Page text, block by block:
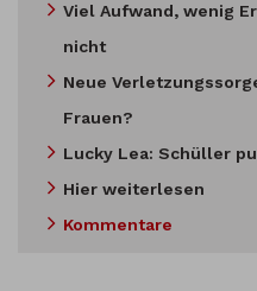
Viel Aufwand, wenig
nicht
Neue
Frauen?
Lucky Lea: Schüller
Hier weiterlesen
Kommentare